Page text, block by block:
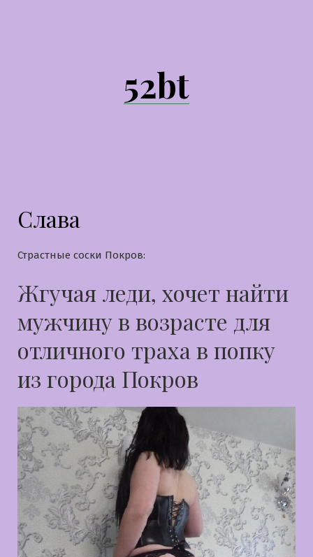
52bt
Слава
Страстные соски Покров:
Жгучая леди, хочет найти
мужчину в возрасте для
отличного траха в попку
из города Покров